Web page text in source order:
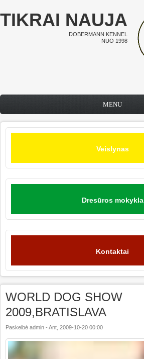
Pereiti į pagrindinį turinį
TIKRAI NAUJA
DOBERMANN KENNEL
NUO 1998
MENU
Veislynas
Dresūros mokykla
Kontaktai
WORLD DOG SHOW
2009,BRATISLAVA
Paskelbė admin - Ant, 2009-10-20 00:00